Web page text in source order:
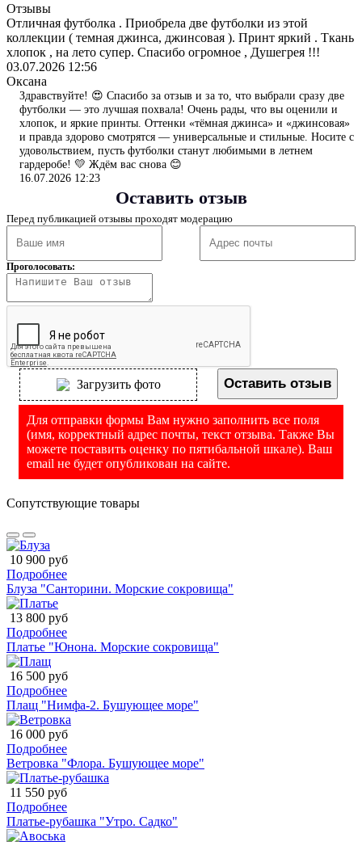
Отзывы
Отличная футболка . Приобрела две футболки из этой
коллекции ( темная джинса, джинсовая ). Принт яркий . Ткань
хлопок , на лето супер. Спасибо огромное , Душегрея !!!
03.07.2026 12:56
Оксана
Здравствуйте! 😍 Спасибо за отзыв и за то, что выбрали сразу две
футболки — это лучшая похвала! Очень рады, что вы оценили и
хлопок, и яркие принты. Оттенки «тёмная джинса» и «джинсовая»
и правда здорово смотрятся — универсальные и стильные. Носите с
удовольствием, пусть футболки станут любимыми в летнем
гардеробе! 💛 Ждём вас снова 😊
16.07.2026 12:23
Оставить отзыв
Перед публикацией отзывы проходят модерацию
Проголосовать:
Загрузить фото Оставить отзыв
Для отправки формы Вам нужно заполнить все поля
(имя, корректный адрес почты, текст отзыва. Также Вы
можете поставить оценку по пятибальной шкале). Ваш
email не будет опубликован на сайте.
Сопутствующие товары
10 900 руб
Подробнее
Блуза "Санторини. Морские сокровища"
13 800 руб
Подробнее
Платье "Юнона. Морские сокровища"
16 500 руб
Подробнее
Плащ "Нимфа-2. Бушующее море"
16 000 руб
Подробнее
Ветровка "Флора. Бушующее море"
11 550 руб
Подробнее
Платье-рубашка "Утро. Садко"